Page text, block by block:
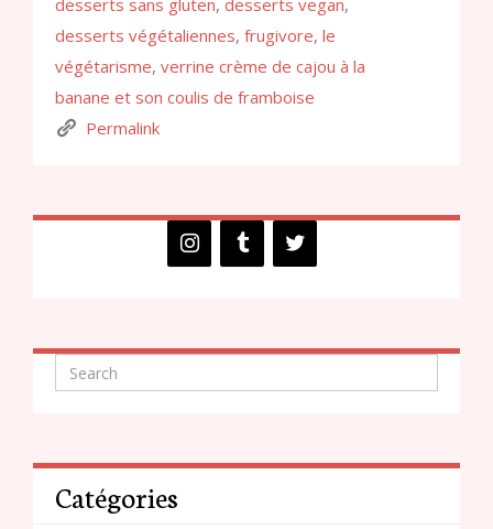
desserts sans gluten, desserts vegan,
desserts végétaliennes, frugivore, le
végétarisme, verrine crème de cajou à la
banane et son coulis de framboise
Permalink
Catégories